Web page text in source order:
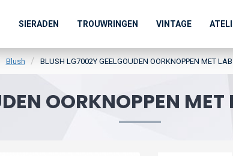
SIERADEN TROUWRINGEN VINTAGE
Blush BLUSH LG7002Y GEELGOUDEN OORKNOPPEN MET
OORKNOPPEN